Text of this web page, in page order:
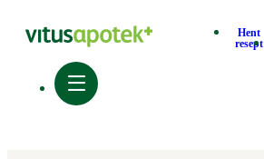
Hent
resept